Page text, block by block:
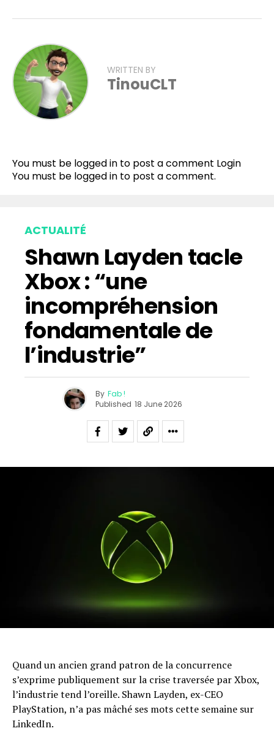
WRITTEN BY
TinouCLT
You must be logged in to post a comment Login
You must be logged in to post a comment.
ACTUALITÉ
Shawn Layden tacle
Xbox : “une
incompréhension
fondamentale de
l’industrie”
By Fab !
Published 18 June 2026
Quand un ancien grand patron de la concurrence
s’exprime publiquement sur la crise traversée par Xbox,
l’industrie tend l’oreille. Shawn Layden, ex-CEO
PlayStation, n’a pas mâché ses mots cette semaine sur
LinkedIn.